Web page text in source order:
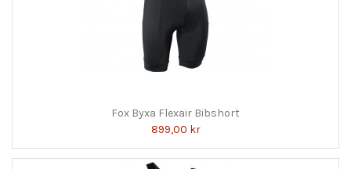
Fox Byxa Flexair Bibshort
899,00 kr